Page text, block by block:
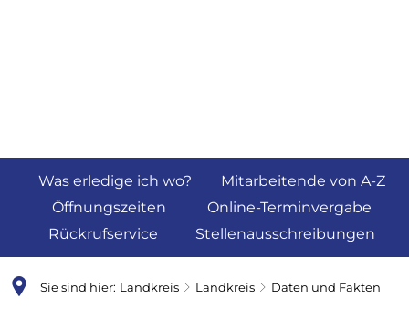
Was erledige ich wo?
Mitarbeitende von A-Z
Öffnungszeiten
Online-Terminvergabe
Rückrufservice
Stellenausschreibungen
Sie sind hier: Landkreis Landkreis Daten und Fakten